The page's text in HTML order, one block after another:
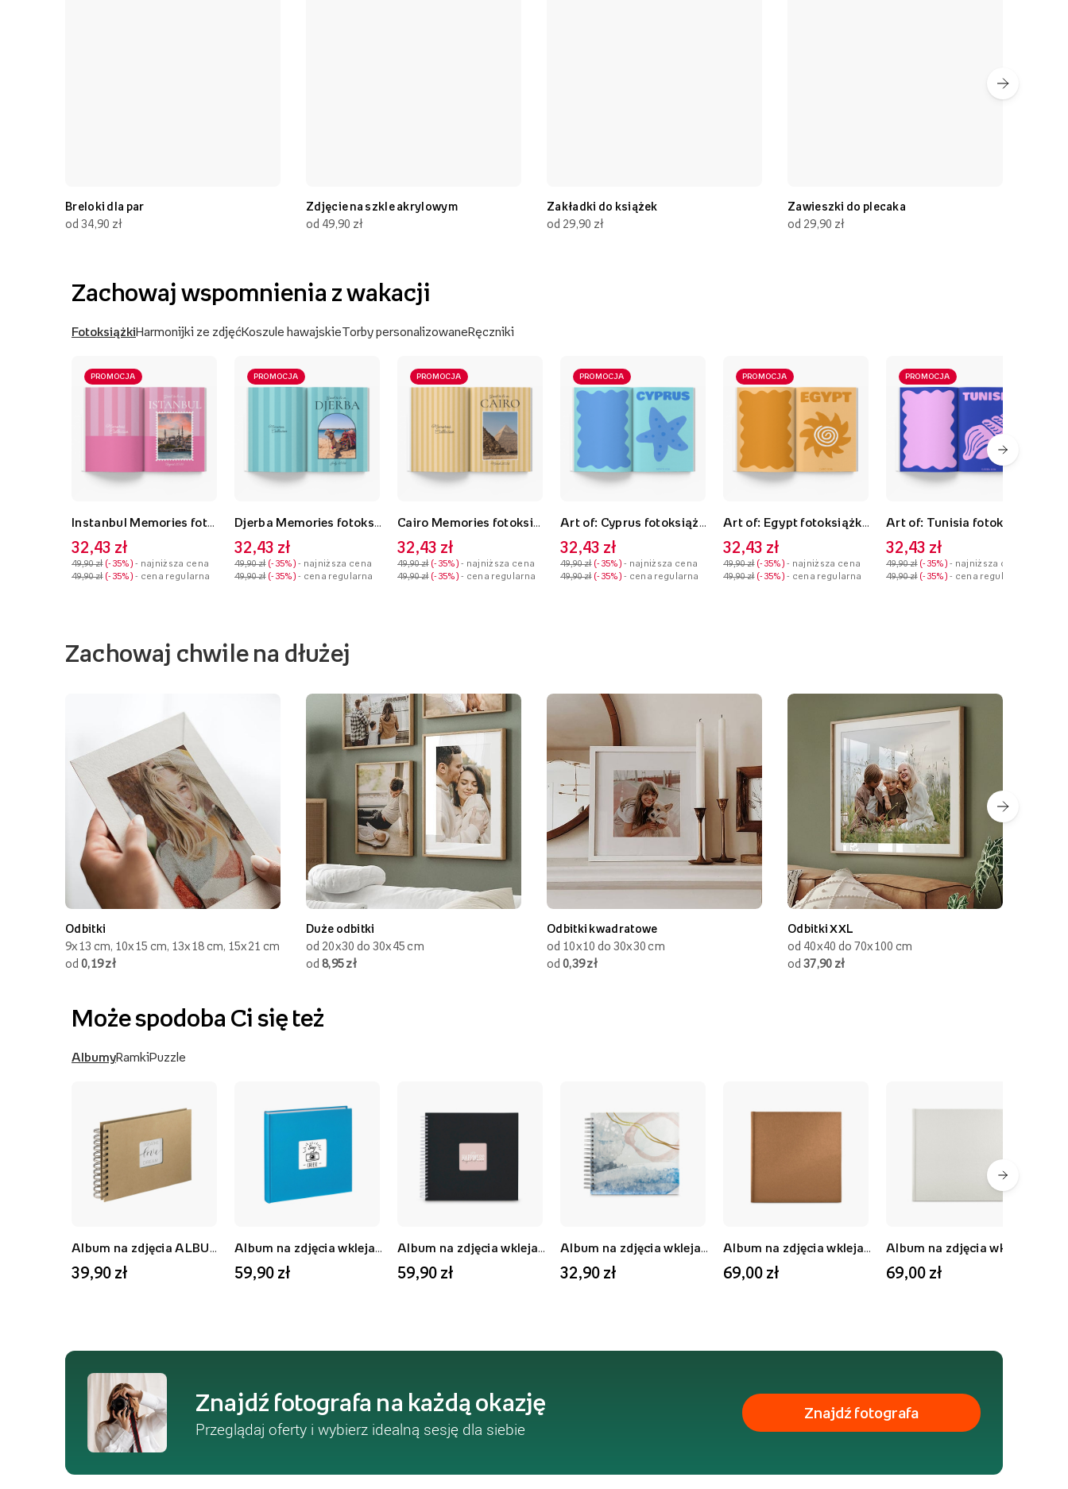
Breloki dla par
od 34,90 zł
Zdjęcie na szkle akrylowym
od 49,90 zł
Zakładki do książek
od 29,90 zł
Zawieszki do plecaka
od 29,90 zł
Zachowaj wspomnienia z wakacji
FotoksiążkiHarmonijki ze zdjęćKoszule hawajskieTorby personalizowaneRęczniki
PROMOCJA
32,43 zł
49,90 zł -35%
- najniższa cena
49,90 zł -35% - cena regularna
PROMOCJA
32,43 zł
49,90 zł -35%
- najniższa cena
49,90 zł -35% - cena regularna
PROMOCJA
32,43 zł
49,90 zł -35%
- najniższa cena
49,90 zł -35% - cena regularna
PROMOCJA
32,43 zł
49,90 zł -35%
- najniższa cena
49,90 zł -35% - cena regularna
PROMOCJA
32,43 zł
49,90 zł -35%
- najniższa cena
49,90 zł -35% - cena regularna
PROMOCJA
32,43 zł
49,90 zł -35%
- najniższa cena
49,90 zł -35% - cena regularna
Zachowaj chwile na dłużej
Odbitki
9x13 cm, 10x15 cm, 13x18 cm, 15x21 cm
od 0,19 zł
Duże odbitki
od 20x30 do 30x45 cm
od 8,95 zł
Odbitki kwadratowe
od 10x10 do 30x30 cm
od 0,39 zł
Odbitki XXL
od 40x40 do 70x100 cm
od 37,90 zł
Może spodoba Ci się też
AlbumyRamkiPuzzle
39,90 zł 59,90 zł 59,90 zł 32,90 zł 69,00 zł 69,00 zł
Znajdź fotografa na każdą okazję
Przeglądaj oferty i wybierz idealną sesję dla siebie
Znajdź fotografa